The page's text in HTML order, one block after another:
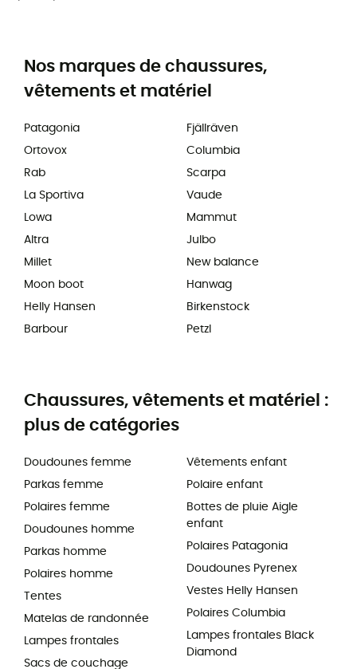
Nos marques de chaussures,
vêtements et matériel
Patagonia
Ortovox
Rab
La Sportiva
Lowa
Altra
Millet
Moon boot
Helly Hansen
Barbour
Fjällräven
Columbia
Scarpa
Vaude
Mammut
Julbo
New balance
Hanwag
Birkenstock
Petzl
Chaussures, vêtements et matériel :
plus de catégories
Doudounes femme
Parkas femme
Polaires femme
Doudounes homme
Parkas homme
Polaires homme
Tentes
Matelas de randonnée
Lampes frontales
Sacs de couchage
Vêtements enfant
Polaire enfant
Bottes de pluie Aigle
enfant
Polaires Patagonia
Doudounes Pyrenex
Vestes Helly Hansen
Polaires Columbia
Lampes frontales Black
Diamond